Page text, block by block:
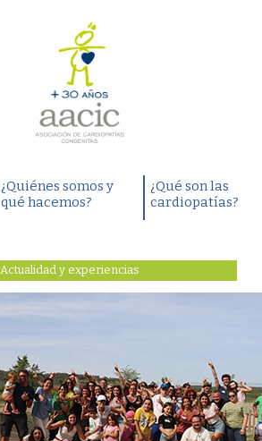
¿Quiénes somos y
qué hacemos?
¿Qué son las
cardiopatías?
Actualidad y experiencias